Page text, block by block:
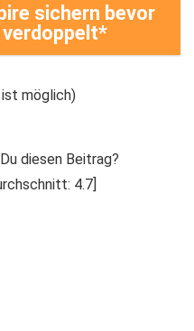
sichern bevor
möglich)
diesen Beitrag?
4.7]